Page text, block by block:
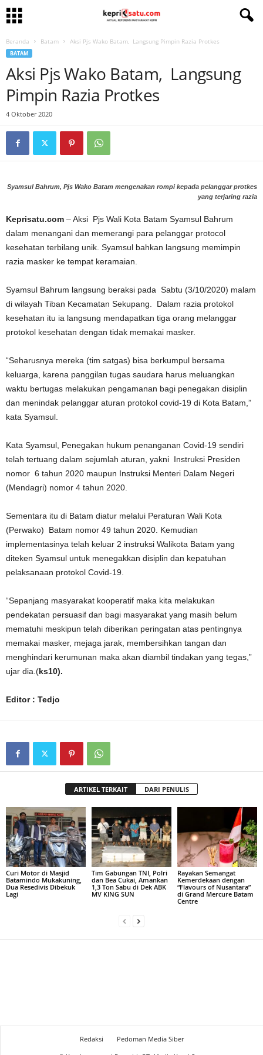
Beranda Batam Aksi Pjs Wako Batam, Langsung Pimpin Razia Protkes
BATAM
Aksi Pjs Wako Batam, Langsung
Pimpin Razia Protkes
4 Oktober 2020
Syamsul Bahrum, Pjs Wako Batam mengenakan rompi kepada pelanggar protkes
yang terjaring razia
Keprisatu.com – Aksi Pjs Wali Kota Batam Syamsul Bahrum
dalam menangani dan memerangi para pelanggar protocol
kesehatan terbilang unik. Syamsul bahkan langsung memimpin
razia masker ke tempat keramaian.
Syamsul Bahrum langsung beraksi pada Sabtu (3/10/2020) malam
di wilayah Tiban Kecamatan Sekupang. Dalam razia protokol
kesehatan itu ia langsung mendapatkan tiga orang melanggar
protokol kesehatan dengan tidak memakai masker.
“Seharusnya mereka (tim satgas) bisa berkumpul bersama
keluarga, karena panggilan tugas saudara harus meluangkan
waktu bertugas melakukan pengamanan bagi penegakan disiplin
dan menindak pelanggar aturan protokol covid-19 di Kota Batam,”
kata Syamsul.
Kata Syamsul, Penegakan hukum penanganan Covid-19 sendiri
telah tertuang dalam sejumlah aturan, yakni Instruksi Presiden
nomor 6 tahun 2020 maupun Instruksi Menteri Dalam Negeri
(Mendagri) nomor 4 tahun 2020.
Sementara itu di Batam diatur melalui Peraturan Wali Kota
(Perwako) Batam nomor 49 tahun 2020. Kemudian
implementasinya telah keluar 2 instruksi Walikota Batam yang
diteken Syamsul untuk menegakkan disiplin dan kepatuhan
pelaksanaan protokol Covid-19.
“Sepanjang masyarakat kooperatif maka kita melakukan
pendekatan persuasif dan bagi masyarakat yang masih belum
mematuhi meskipun telah diberikan peringatan atas pentingnya
memakai masker, mejaga jarak, membersihkan tangan dan
menghindari kerumunan maka akan diambil tindakan yang tegas,”
ujar dia.(ks10).
Editor : Tedjo
ARTIKEL TERKAIT DARI PENULIS
Curi Motor di Masjid
Batamindo Mukakuning,
Dua Resedivis Dibekuk
Lagi
Tim Gabungan TNI, Polri
dan Bea Cukai, Amankan
1,3 Ton Sabu di Dek ABK
MV KING SUN
Rayakan Semangat
Kemerdekaan dengan
“Flavours of Nusantara”
di Grand Mercure Batam
Centre
Redaksi
Pedoman Media Siber